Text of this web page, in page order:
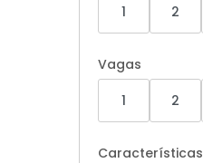
1
2
Vagas
1
2
Características